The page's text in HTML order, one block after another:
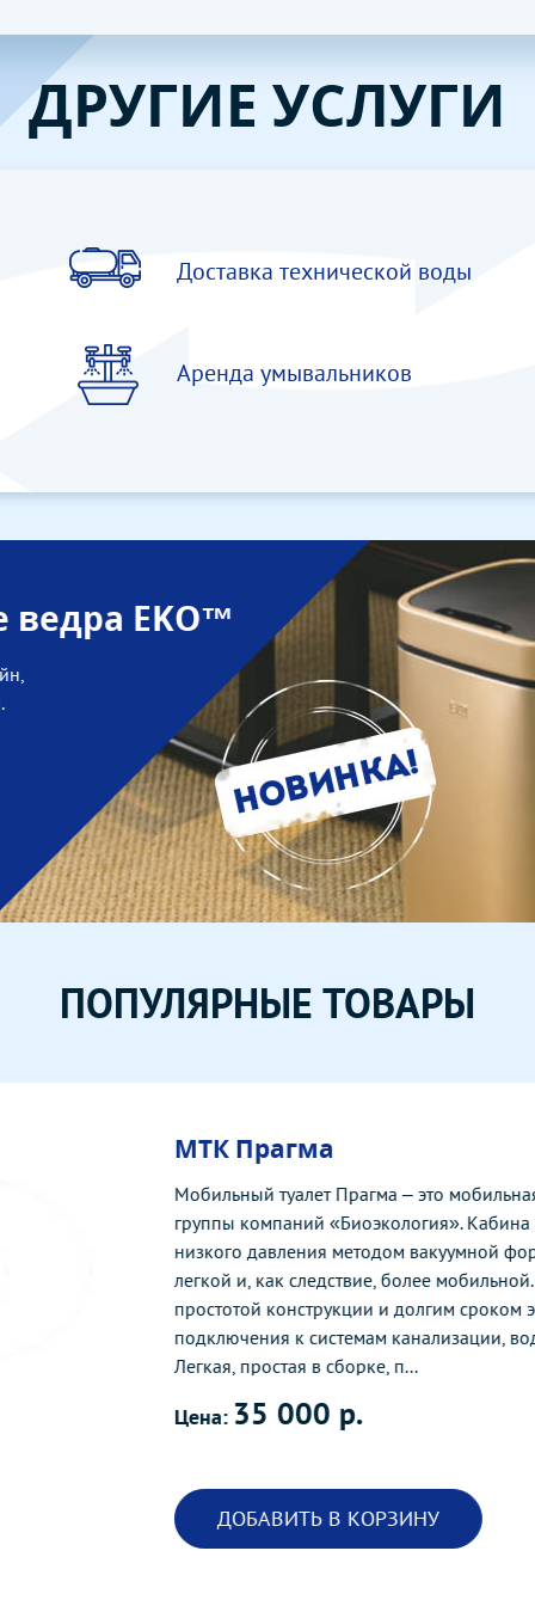
ДРУГИЕ УСЛУГИ
Доставка технической воды
Аренда умывальников
EKO™
ПОПУЛЯРНЫЕ ТОВАРЫ
МТК Прагма
Мобильный туалет Прагма – это
группы компаний «Биоэкология». Кабина
низкого давления методом вакуумной
легкой и, как следствие, более
простотой конструкции и долгим сроком
подключения к системам канализации,
Легкая, простая в сборке, п...
Цена: 35 000 р.
ДОБАВИТЬ В КОРЗИНУ